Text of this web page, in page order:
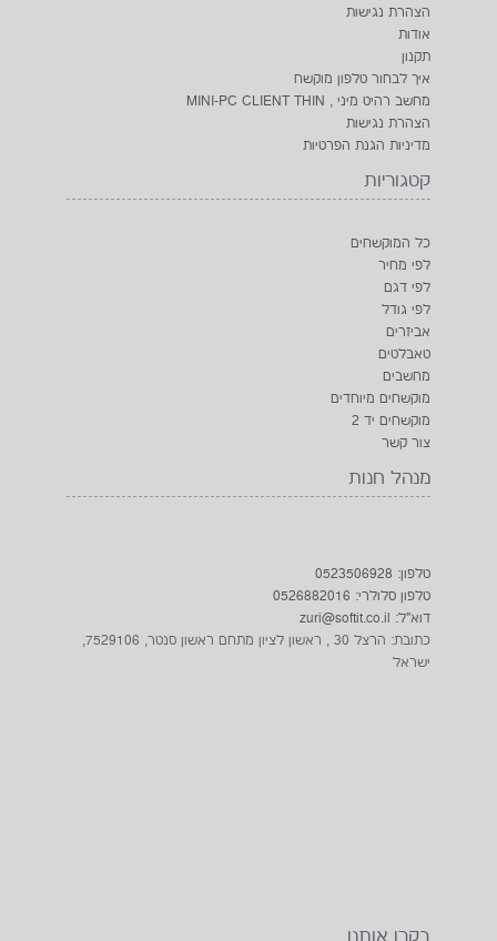
הצהרת נגישות
אודות
תקנון
איך לבחור טלפון מוקשח
מחשב רהיט מיני , MINI-PC CLIENT THIN
הצהרת נגישות
מדיניות הגנת הפרטיות
קטגוריות
כל המוקשחים
לפי מחיר
לפי דגם
לפי גודל
אביזרים
טאבלטים
מחשבים
מוקשחים מיוחדים
מוקשחים יד 2
צור קשר
מנהל חנות
טלפון: 0523506928
טלפון סלולרי: 0526882016
דוא"ל: zuri@softit.co.il
כתובת: הרצל 30 , ראשון לציון מתחם ראשון סנטר, 7529106,
ישראל
בקרו אותנו